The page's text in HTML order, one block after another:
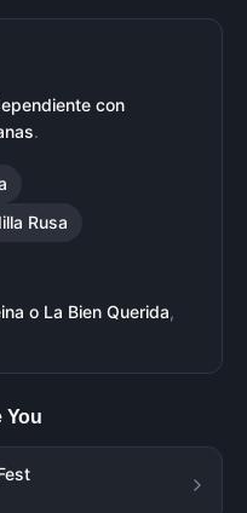
con
.
Rusa
o La Bien Querida,
You